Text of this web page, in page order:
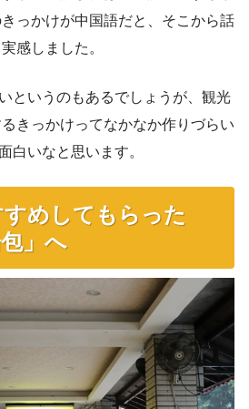
っかけが中国語だと、そこから話
感しました。
というのもあるでしょうが、観光
きっかけってなかなか作りづらい
白いなと思います。
めしてもらった
」へ